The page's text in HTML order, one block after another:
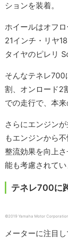
ションを装着。
ホイールはオフ
21インチ・リヤ
タイヤのピレリ
そんなテネレ700
割、オンロード2
での走行で、本
さらにエンジン
もエンジンから
整流効果を向上
能も考慮されてい
テネレ700に
©2019 Yamaha Motor Corporation
メーターに注目